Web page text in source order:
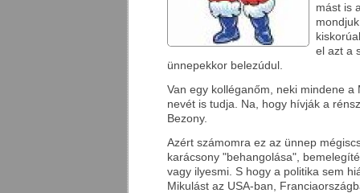
mást is
el azt a
ünnepekkor belezúdul.
Van egy kolléganőm, neki mindene a
nevét is tudja. Na, hogy hívják a
Bezony.
Azért számomra ez az ünnep
karácsony "behangolása",
vagy ilyesmi. S hogy a politika sem
Mikulást az USA-ban,